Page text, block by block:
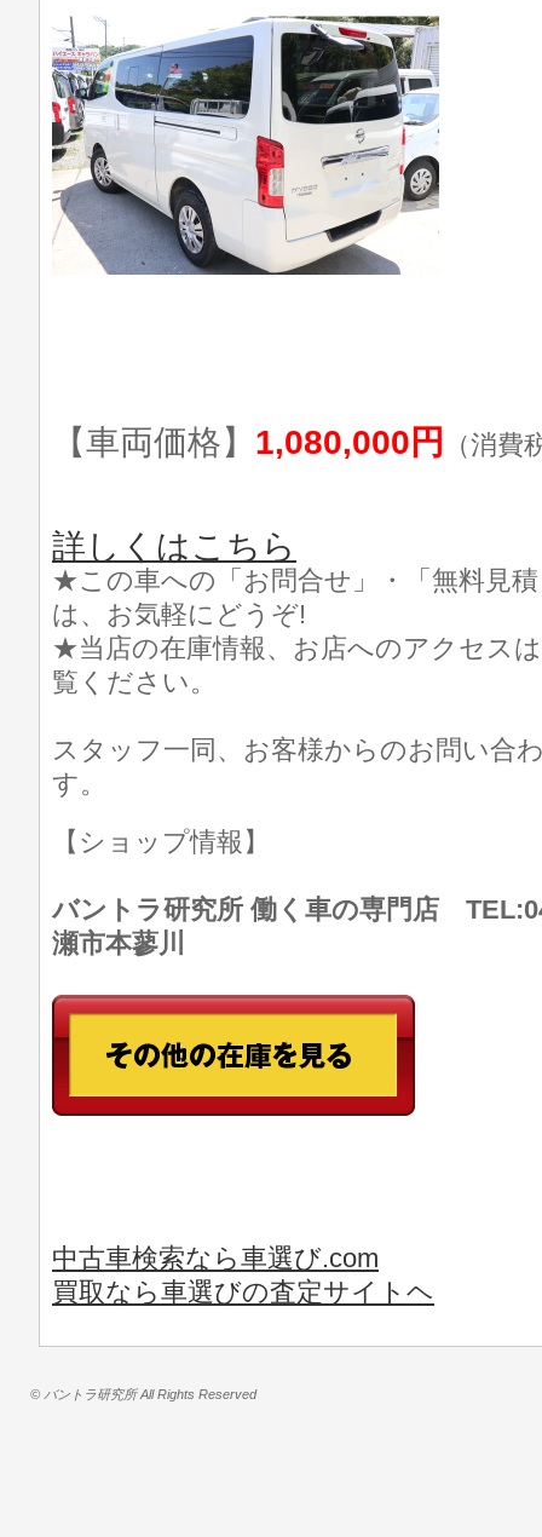
【車両価格】 1,080,000円 （消費
詳しくはこちら
★この車への「お問合せ」・「無料見
は、お気軽にどうぞ!
★当店の在庫情報、お店へのアクセス
覧ください。
スタッフ一同、お客様からのお問い合
す。
【ショップ情報】
バントラ研究所 働く車の専門店
瀬市本蓼川
中古車検索なら車選び.com
買取なら車選びの査定サイトヘ
© バントラ研究所 All Rights Reserved